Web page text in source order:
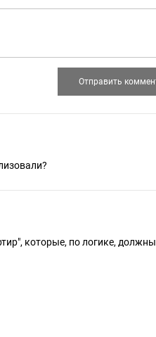
которые, по логике, должны